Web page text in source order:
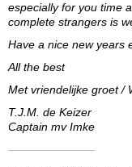
especially for you time
complete strangers is
Have a nice new years
All the best
Met vriendelijke groet /
T.J.M. de Keizer
Captain mv Imke